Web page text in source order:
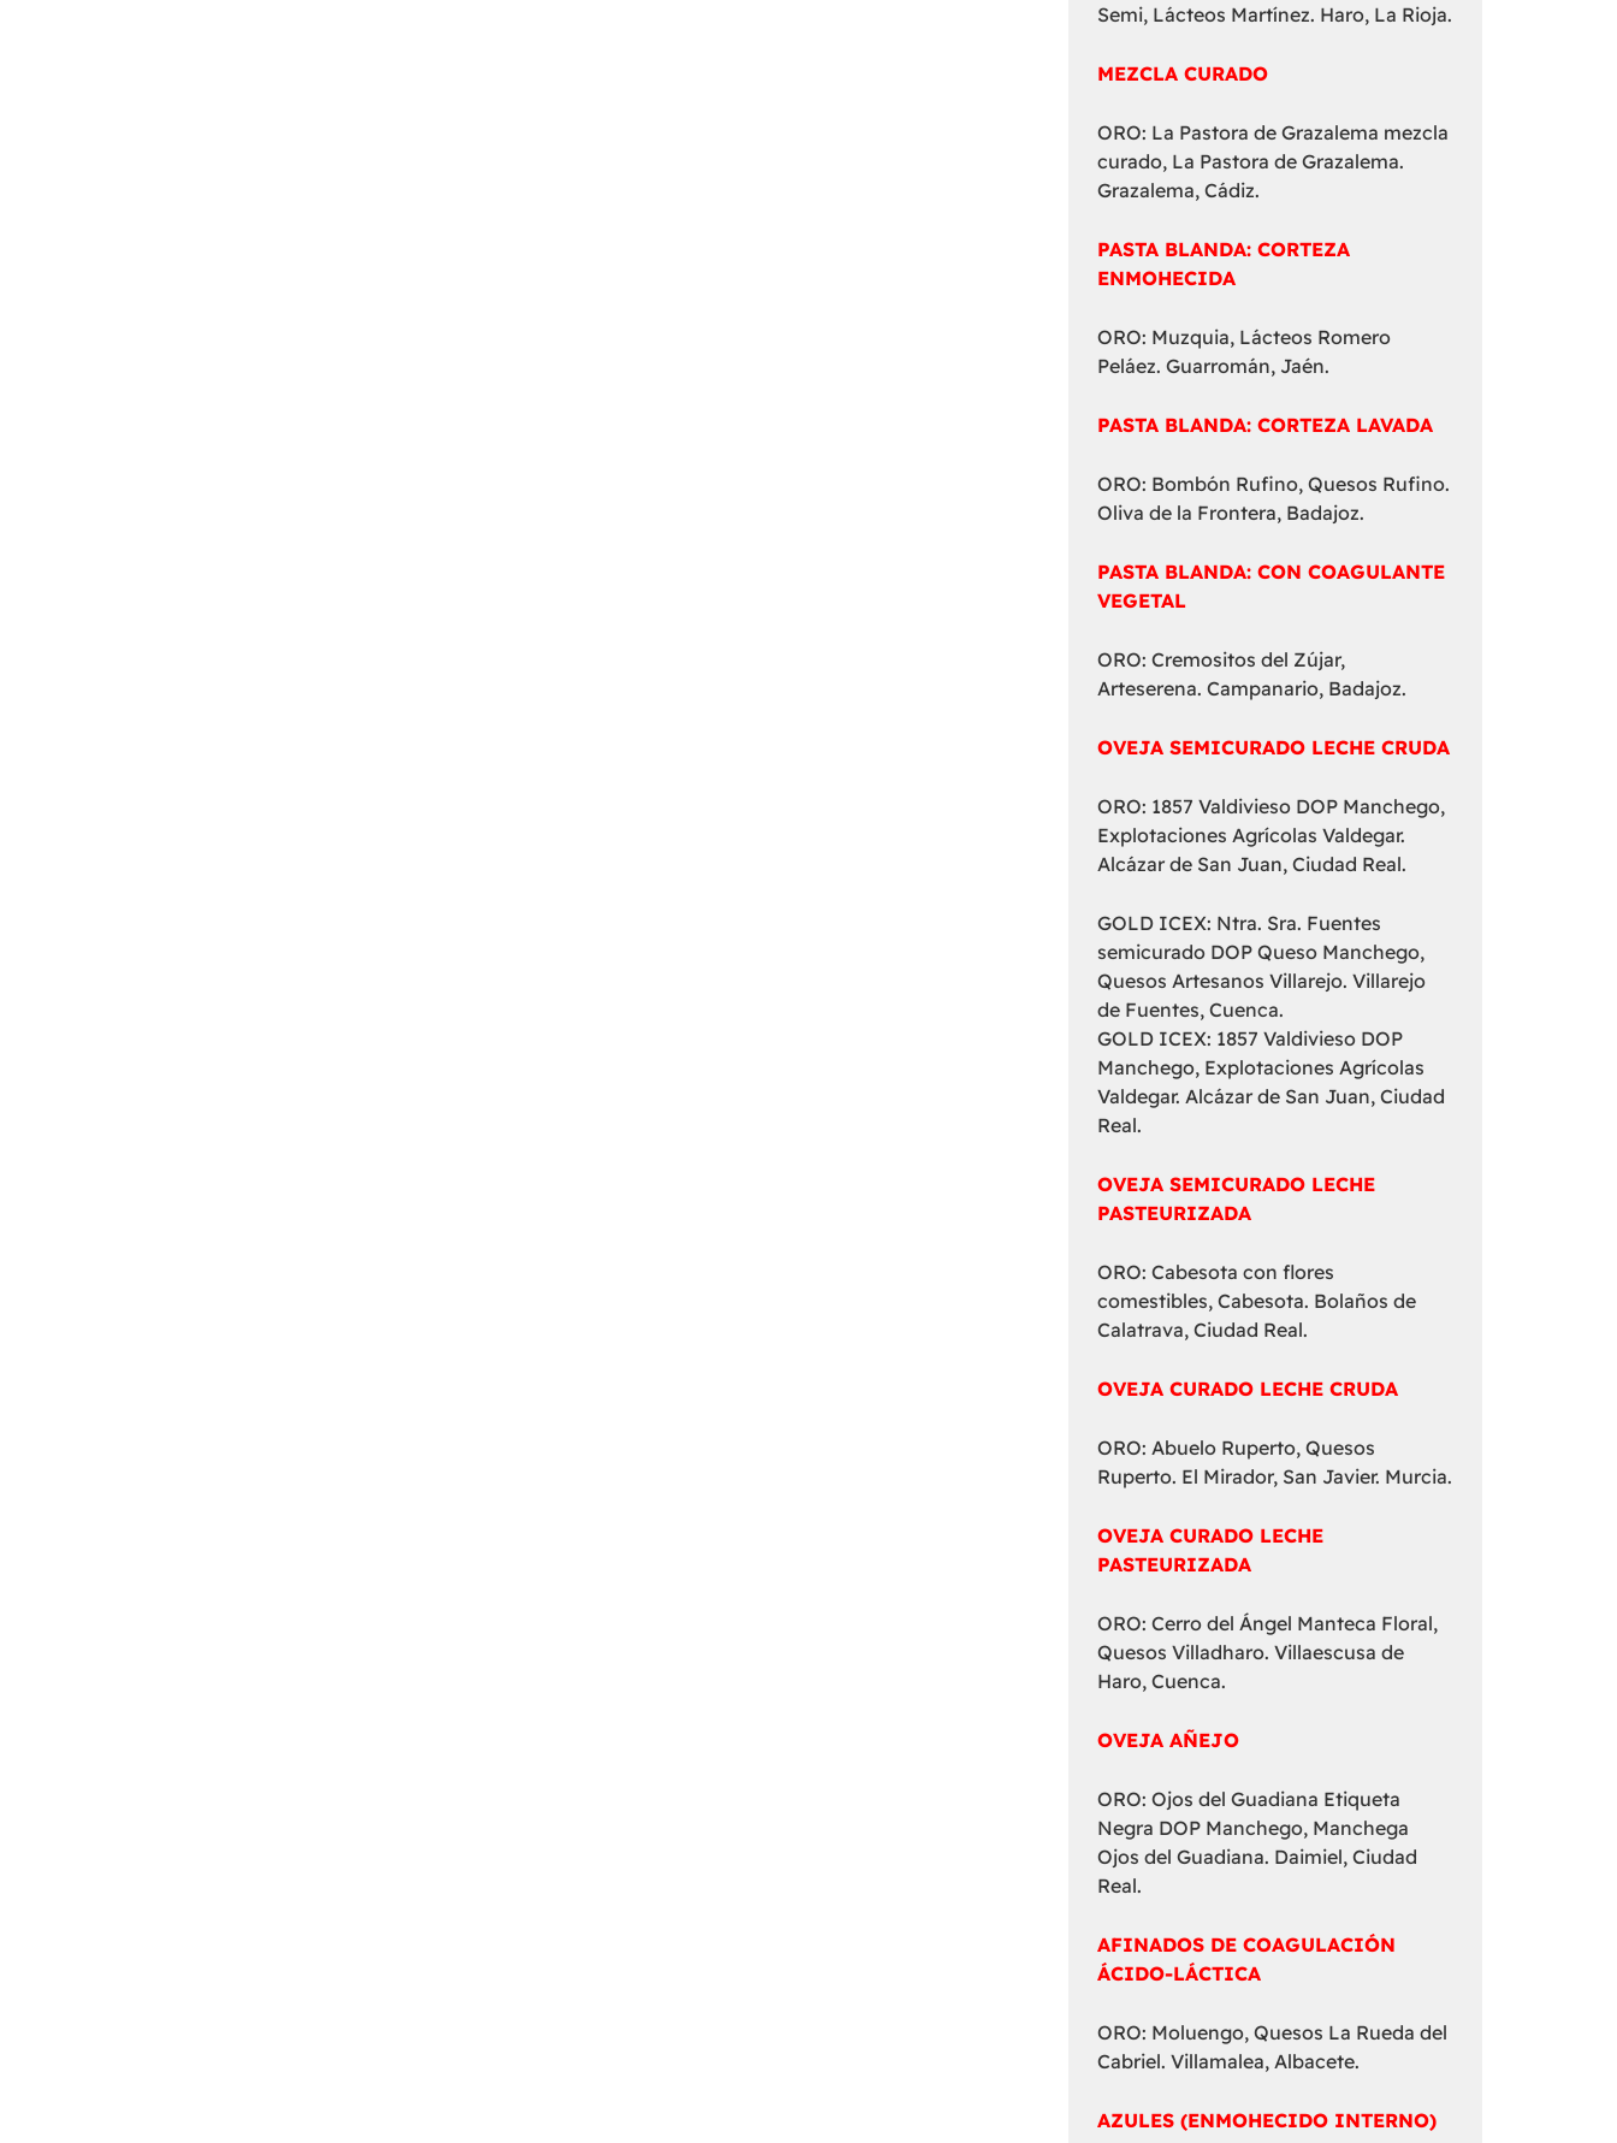
Semi, Lácteos Martínez. Haro, La Rioja.
MEZCLA CURADO
ORO: La Pastora de Grazalema mezcla
curado, La Pastora de Grazalema.
Grazalema, Cádiz.
PASTA BLANDA: CORTEZA
ENMOHECIDA
ORO: Muzquia, Lácteos Romero
Peláez. Guarromán, Jaén.
PASTA BLANDA: CORTEZA LAVADA
ORO: Bombón Rufino, Quesos Rufino.
Oliva de la Frontera, Badajoz.
PASTA BLANDA: CON COAGULANTE
VEGETAL
ORO: Cremositos del Zújar,
Arteserena. Campanario, Badajoz.
OVEJA SEMICURADO LECHE CRUDA
ORO: 1857 Valdivieso DOP Manchego,
Explotaciones Agrícolas Valdegar.
Alcázar de San Juan, Ciudad Real.
GOLD ICEX: Ntra. Sra. Fuentes
semicurado DOP Queso Manchego,
Quesos Artesanos Villarejo. Villarejo
de Fuentes, Cuenca.
GOLD ICEX: 1857 Valdivieso DOP
Manchego, Explotaciones Agrícolas
Valdegar. Alcázar de San Juan, Ciudad
Real.
OVEJA SEMICURADO LECHE
PASTEURIZADA
ORO: Cabesota con flores
comestibles, Cabesota. Bolaños de
Calatrava, Ciudad Real.
OVEJA CURADO LECHE CRUDA
ORO: Abuelo Ruperto, Quesos
Ruperto. El Mirador, San Javier. Murcia.
OVEJA CURADO LECHE
PASTEURIZADA
ORO: Cerro del Ángel Manteca Floral,
Quesos Villadharo. Villaescusa de
Haro, Cuenca.
OVEJA AÑEJO
ORO: Ojos del Guadiana Etiqueta
Negra DOP Manchego, Manchega
Ojos del Guadiana. Daimiel, Ciudad
Real.
AFINADOS DE COAGULACIÓN
ÁCIDO-LÁCTICA
ORO: Moluengo, Quesos La Rueda del
Cabriel. Villamalea, Albacete.
AZULES (ENMOHECIDO INTERNO)